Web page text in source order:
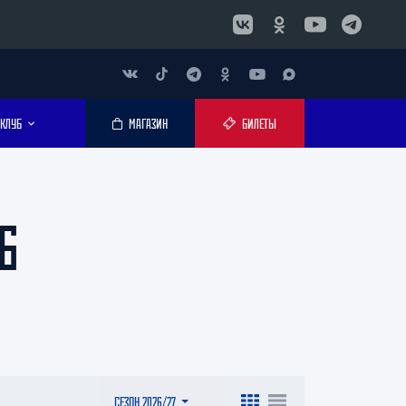
КЛУБ МАГАЗИН БИЛЕТЫ
СЕЗОН 2026/27